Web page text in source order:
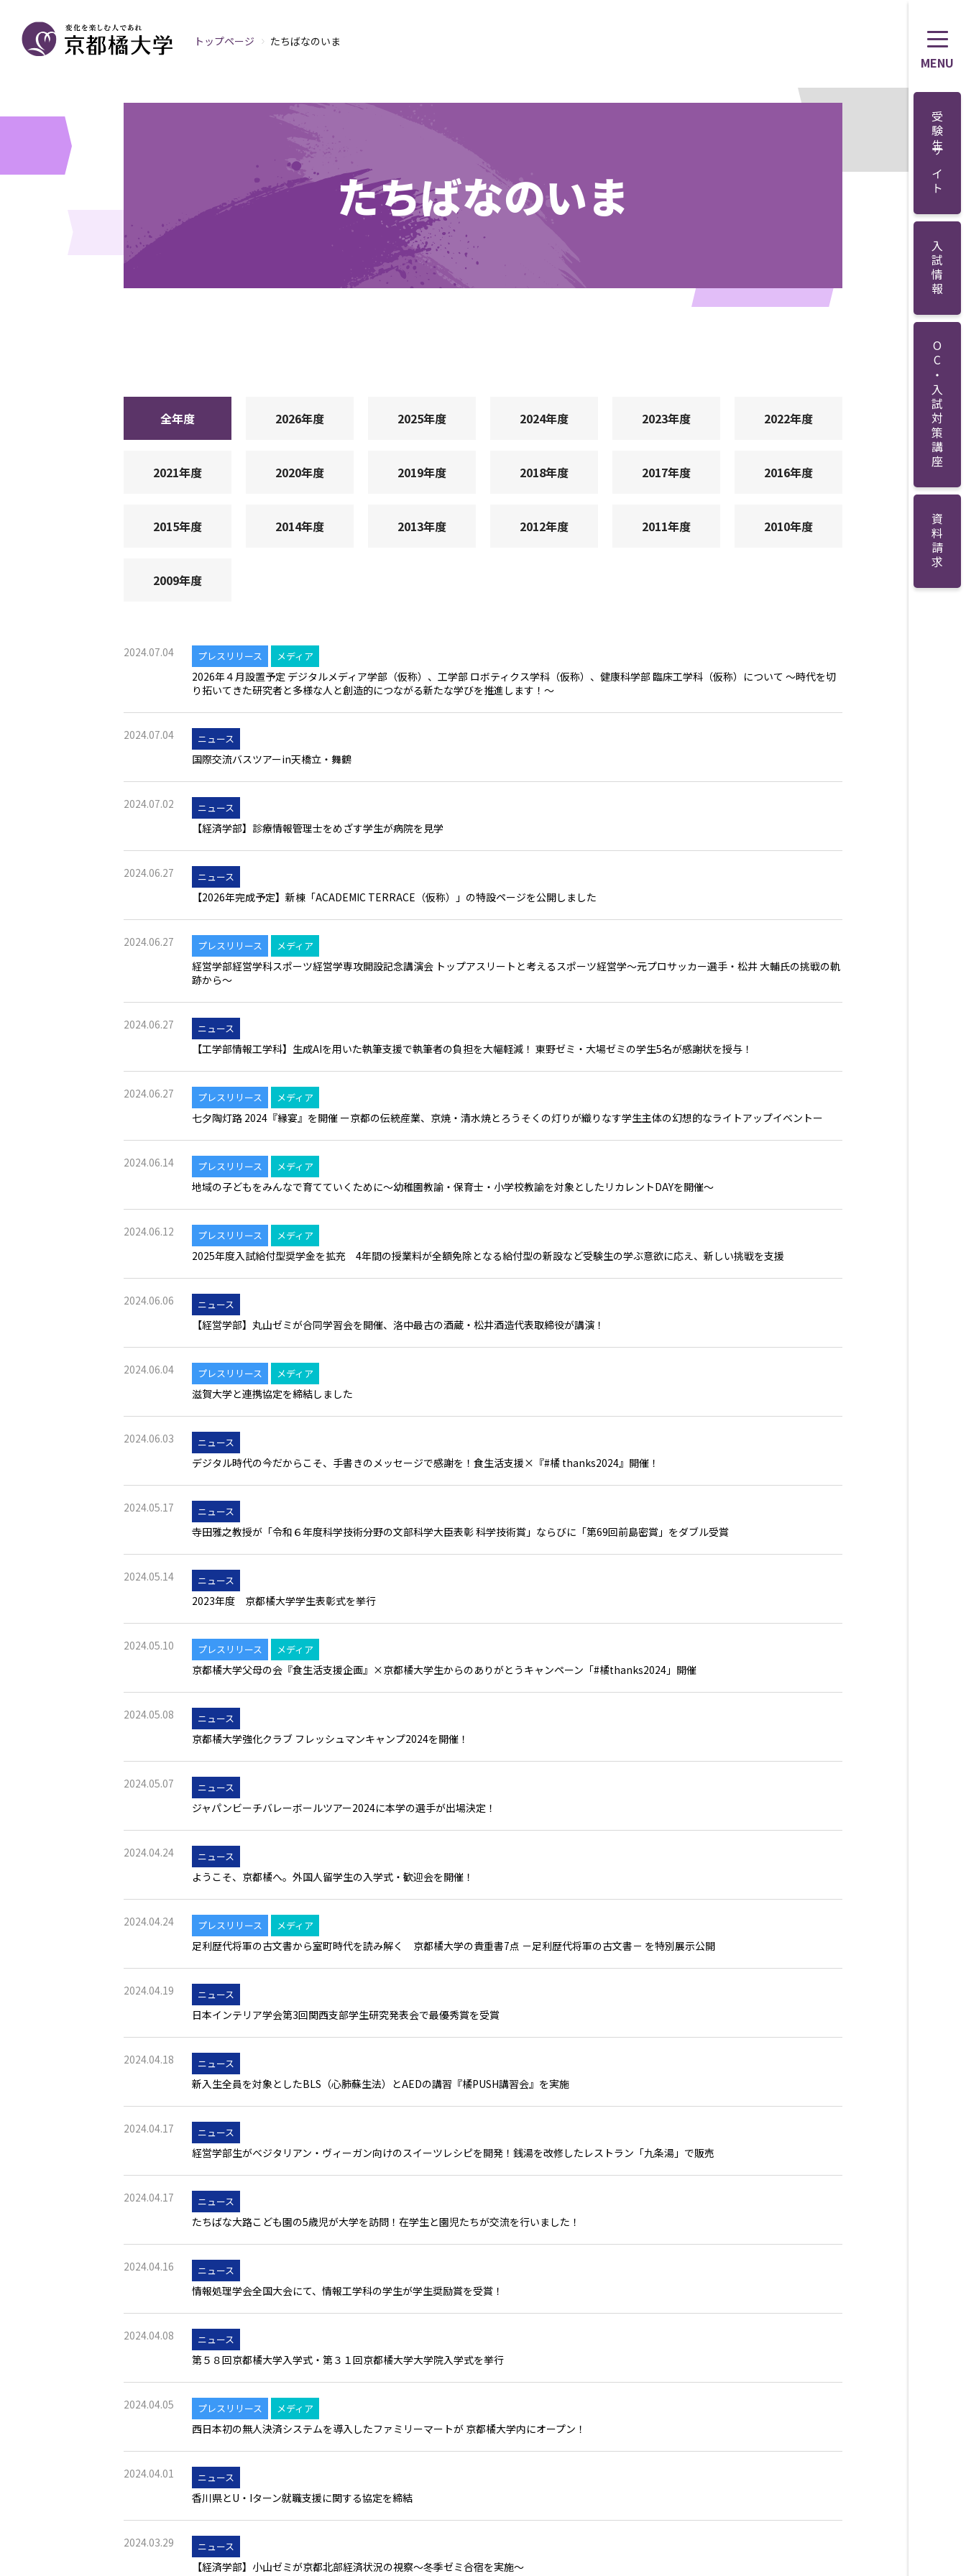
MENU
受験生サイト
入試情報
OC・入試対策講座
資料請求
トップページ たちばなのいま
たちばなのいま
全年度 2026年度 2025年度 2024年度 2023年度 2022年度
2021年度 2020年度 2019年度 2018年度 2017年度 2016年度
2015年度 2014年度 2013年度 2012年度 2011年度 2010年度
2009年度
2024.07.04 プレスリリース メディア
2026年４月設置予定 デジタルメディア学部（仮称）、工学部 ロボティクス学科（仮称）、健康科学部 臨床工学科（仮称）について ～時代を切
り拓いてきた研究者と多様な人と創造的につながる新たな学びを推進します！～
2024.07.04 ニュース
国際交流バスツアーin天橋立・舞鶴
2024.07.02 ニュース
【経済学部】診療情報管理士をめざす学生が病院を見学
2024.06.27 ニュース
【2026年完成予定】新棟「ACADEMIC TERRACE（仮称）」の特設ページを公開しました
2024.06.27 プレスリリース メディア
経営学部経営学科スポーツ経営学専攻開設記念講演会 トップアスリートと考えるスポーツ経営学～元プロサッカー選手・松井 大輔氏の挑戦の軌
跡から～
2024.06.27 ニュース
【工学部情報工学科】生成AIを用いた執筆支援で執筆者の負担を大幅軽減！ 東野ゼミ・大場ゼミの学生5名が感謝状を授与！
2024.06.27 プレスリリース メディア
七夕陶灯路 2024『縁宴』を開催 ー京都の伝統産業、京焼・清水焼とろうそくの灯りが織りなす学生主体の幻想的なライトアップイベントー
2024.06.14 プレスリリース メディア
地域の子どもをみんなで育てていくために～幼稚園教諭・保育士・小学校教諭を対象としたリカレントDAYを開催～
2024.06.12 プレスリリース メディア
2025年度入試給付型奨学金を拡充 4年間の授業料が全額免除となる給付型の新設など受験生の学ぶ意欲に応え、新しい挑戦を支援
2024.06.06 ニュース
【経営学部】丸山ゼミが合同学習会を開催、洛中最古の酒蔵・松井酒造代表取締役が講演！
2024.06.04 プレスリリース メディア
滋賀大学と連携協定を締結しました
2024.06.03 ニュース
デジタル時代の今だからこそ、手書きのメッセージで感謝を！食生活支援×『#橘 thanks2024』開催！
2024.05.17 ニュース
寺田雅之教授が「令和６年度科学技術分野の文部科学大臣表彰 科学技術賞」ならびに「第69回前島密賞」をダブル受賞
2024.05.14 ニュース
2023年度 京都橘大学学生表彰式を挙行
2024.05.10 プレスリリース メディア
京都橘大学父母の会『食生活支援企画』×京都橘大学生からのありがとうキャンペーン「#橘thanks2024」開催
2024.05.08 ニュース
京都橘大学強化クラブ フレッシュマンキャンプ2024を開催！
2024.05.07 ニュース
ジャパンビーチバレーボールツアー2024に本学の選手が出場決定！
2024.04.24 ニュース
ようこそ、京都橘へ。外国人留学生の入学式・歓迎会を開催！
2024.04.24 プレスリリース メディア
足利歴代将軍の古文書から室町時代を読み解く 京都橘大学の貴重書7点 －足利歴代将軍の古文書－ を特別展示公開
2024.04.19 ニュース
日本インテリア学会第3回関西支部学生研究発表会で最優秀賞を受賞
2024.04.18 ニュース
新入生全員を対象としたBLS（心肺蘇生法）とAEDの講習『橘PUSH講習会』を実施
2024.04.17 ニュース
経営学部生がベジタリアン・ヴィーガン向けのスイーツレシピを開発！銭湯を改修したレストラン「九条湯」で販売
2024.04.17 ニュース
たちばな大路こども園の5歳児が大学を訪問！在学生と園児たちが交流を行いました！
2024.04.16 ニュース
情報処理学会全国大会にて、情報工学科の学生が学生奨励賞を受賞！
2024.04.08 ニュース
第５８回京都橘大学入学式・第３１回京都橘大学大学院入学式を挙行
2024.04.05 プレスリリース メディア
西日本初の無人決済システムを導入したファミリーマートが 京都橘大学内にオープン！
2024.04.01 ニュース
香川県とU・Iターン就職支援に関する協定を締結
2024.03.29 ニュース
【経済学部】小山ゼミが京都北部経済状況の視察～冬季ゼミ合宿を実施～